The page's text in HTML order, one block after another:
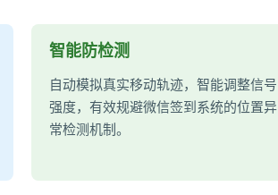
智能防检测
自动模拟真实移动轨迹，智能调整信号
强度，有效规避微信签到系统的位置异
常检测机制。